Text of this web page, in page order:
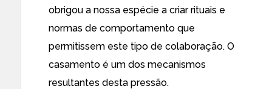
obrigou a nossa espécie a criar rituais e
normas de comportamento que
permitissem este tipo de colaboração. O
casamento é um dos mecanismos
resultantes desta pressão.